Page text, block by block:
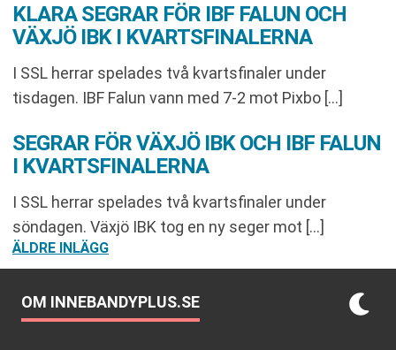
KLARA SEGRAR FÖR IBF FALUN OCH
VÄXJÖ IBK I KVARTSFINALERNA
I SSL herrar spelades två kvartsfinaler under
tisdagen. IBF Falun vann med 7-2 mot Pixbo […]
SEGRAR FÖR VÄXJÖ IBK OCH IBF FALUN
I KVARTSFINALERNA
I SSL herrar spelades två kvartsfinaler under
söndagen. Växjö IBK tog en ny seger mot […]
INLÄGGSNAVIGERING
ÄLDRE INLÄGG
OM INNEBANDYPLUS.SE